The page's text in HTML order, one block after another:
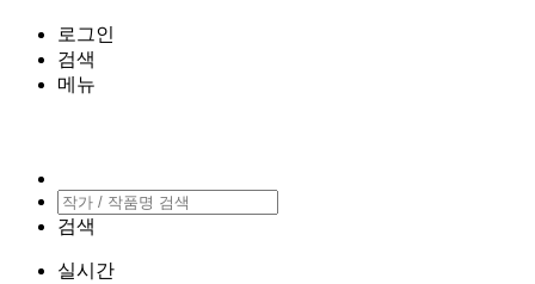
로그인
검색
메뉴
검색
실시간